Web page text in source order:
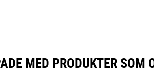
MED PRODUKTER SOM